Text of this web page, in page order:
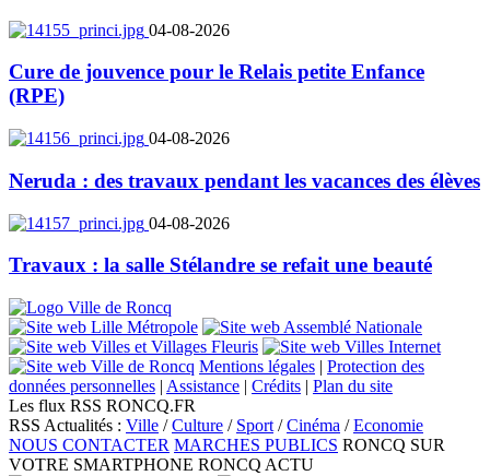
04-08-2026
Cure de jouvence pour le Relais petite Enfance
(RPE)
04-08-2026
Neruda : des travaux pendant les vacances des élèves
04-08-2026
Travaux : la salle Stélandre se refait une beauté
Mentions légales | Protection des
données personnelles | Assistance | Crédits | Plan du site
Les flux RSS RONCQ.FR
RSS Actualités : Ville /Culture / Sport /Cinéma /Economie
NOUS CONTACTER MARCHES PUBLICS RONCQ SUR
VOTRE SMARTPHONE RONCQ ACTU